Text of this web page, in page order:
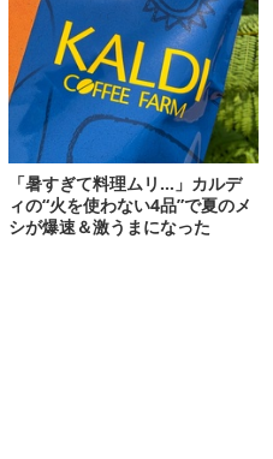
「暑すぎて料理ムリ…」カルデ
ィの“火を使わない4品”で夏のメ
シが爆速＆激うまになった